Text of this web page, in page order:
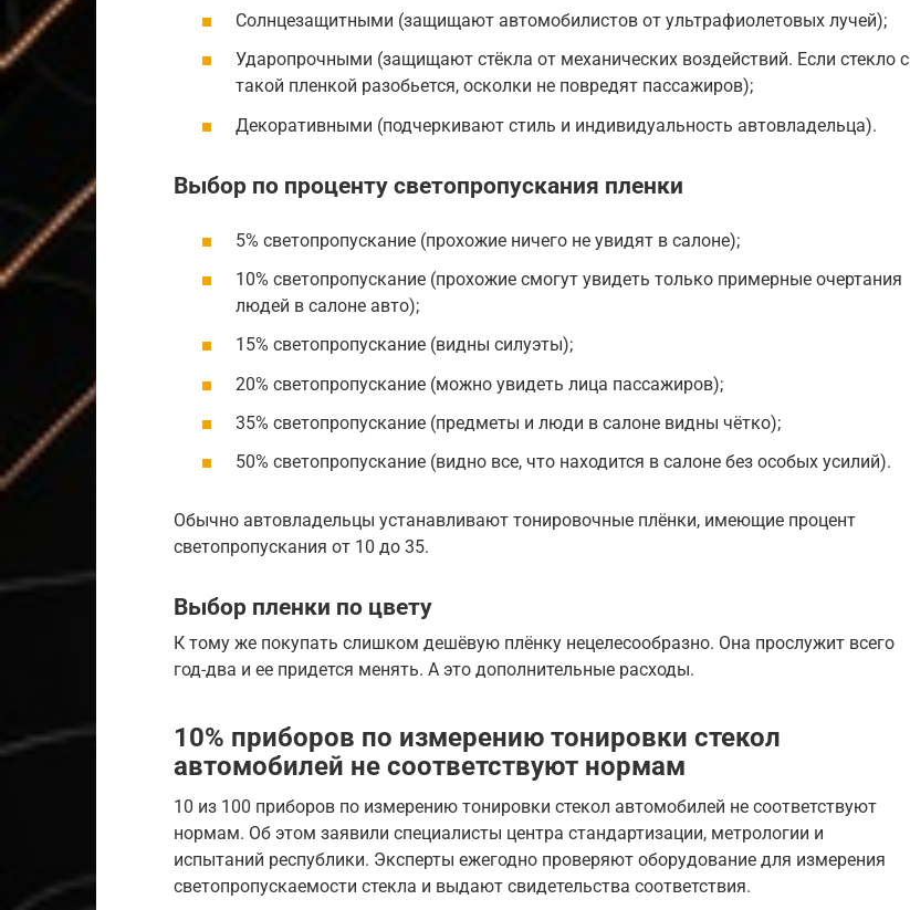
Солнцезащитными (защищают автомобилистов от ультрафиолетовых лучей);
Ударопрочными (защищают стёкла от механических воздействий. Если стекло с
такой пленкой разобьется, осколки не повредят пассажиров);
Декоративными (подчеркивают стиль и индивидуальность автовладельца).
Выбор по проценту светопропускания пленки
5% светопропускание (прохожие ничего не увидят в салоне);
10% светопропускание (прохожие смогут увидеть только примерные очертания
людей в салоне авто);
15% светопропускание (видны силуэты);
20% светопропускание (можно увидеть лица пассажиров);
35% светопропускание (предметы и люди в салоне видны чётко);
50% светопропускание (видно все, что находится в салоне без особых усилий).
Обычно автовладельцы устанавливают тонировочные плёнки, имеющие процент
светопропускания от 10 до 35.
Выбор пленки по цвету
К тому же покупать слишком дешёвую плёнку нецелесообразно. Она прослужит всего
год-два и ее придется менять. А это дополнительные расходы.
10% приборов по измерению тонировки стекол
автомобилей не соответствуют нормам
10 из 100 приборов по измерению тонировки стекол автомобилей не соответствуют
нормам. Об этом заявили специалисты центра стандартизации, метрологии и
испытаний республики. Эксперты ежегодно проверяют оборудование для измерения
светопропускаемости стекла и выдают свидетельства соответствия.